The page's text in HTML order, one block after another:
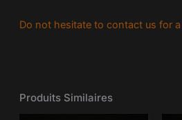
Do not hesitate to contact us for
Produits Similaires